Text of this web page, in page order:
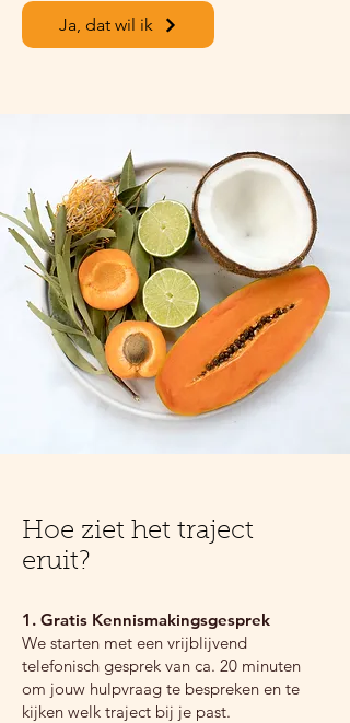
Ja, dat wil ik
Hoe ziet het traject
eruit?
1. Gratis Kennismakingsgesprek
We starten met een vrijblijvend
telefonisch gesprek van ca. 20 minuten
om jouw hulpvraag te bespreken en te
kijken welk traject bij je past.